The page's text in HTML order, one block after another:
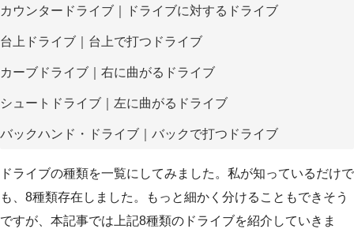
カウンタードライブ｜ドライブに対するドライブ
台上ドライブ｜台上で打つドライブ
カーブドライブ｜右に曲がるドライブ
シュートドライブ｜左に曲がるドライブ
バックハンド・ドライブ｜バックで打つドライブ
ドライブの種類を一覧にしてみました。私が知っているだけで
も、8種類存在しました。もっと細かく分けることもできそう
ですが、本記事では上記8種類のドライブを紹介していきま